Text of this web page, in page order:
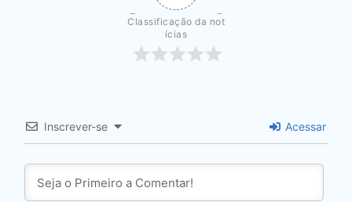
Classificação da not
ícias
Inscrever-se Acessar